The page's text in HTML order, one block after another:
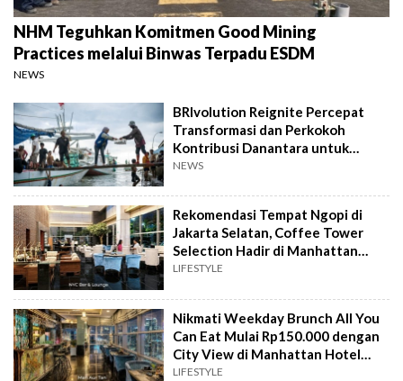
NHM Teguhkan Komitmen Good Mining
Practices melalui Binwas Terpadu ESDM
NEWS
BRIvolution Reignite Percepat
Transformasi dan Perkokoh
Kontribusi Danantara untuk
Ekonomi Nasional
NEWS
Rekomendasi Tempat Ngopi di
Jakarta Selatan, Coffee Tower
Selection Hadir di Manhattan
Hotel Jakarta
LIFESTYLE
Nikmati Weekday Brunch All You
Can Eat Mulai Rp150.000 dengan
City View di Manhattan Hotel
Jakarta
LIFESTYLE